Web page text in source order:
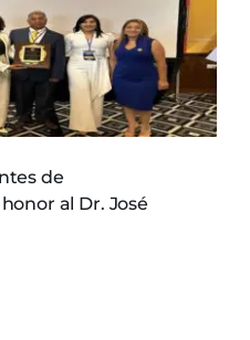
de
al Dr. José